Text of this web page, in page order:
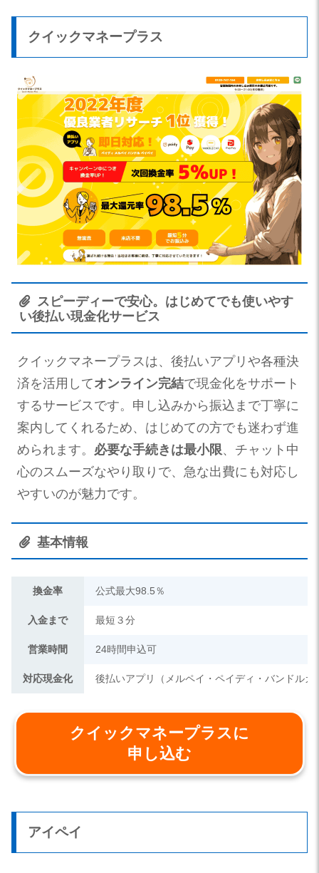
クイックマネープラス
スピーディーで安心。はじめてでも使いやす
い後払い現金化サービス
クイックマネープラスは、後払いアプリや各種決
済を活用してオンライン完結で現金化をサポート
するサービスです。申し込みから振込まで丁寧に
案内してくれるため、はじめての方でも迷わず進
められます。 必要な手続きは最小限、チャット中
心のスムーズなやり取りで、急な出費にも対応し
やすいのが魅力です。
基本情報
換金率 公式最大98.5％
入金まで 最短３分
営業時間 24時間申込可
対応現金化 後払いアプリ（メルペイ・ペイディ・バンドル
クイックマネープラスに
申し込む
アイペイ